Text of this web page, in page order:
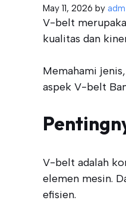
May 11, 2026 by
V-belt
kualitas dan
Memahami
aspek V-belt
V-belt adalah
elemen mesin.
efisien.